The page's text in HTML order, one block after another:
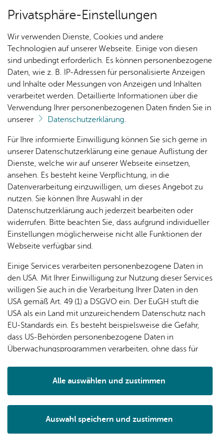
Ak­tu­el­les
Nach­
Ver­an­
stal­
tun­
gen
Kin­der­
pro­
gramm
Aus­
wahl­
Me­di­
tipps
Ak­tu­el­les
Vor­le­sen
Alle Ver­an­stal­tun­gen
Ver­pas­sen Sie keine Ver­an­stal­tung mehr: In un­se­
rem On­line-Ver­an­stal­tungs­ka­len­der fin­den Sie
alle an­ste­hen­den Ver­an­stal­tun­gen im Me­di­en­haus
am See
Ver­an­stal­tungs­lis­te dru­cken Fil­ter lö­schen
Diens­tag, 15. Sep­tem­ber 2026, 14:00 Uhr– 16:00 Uhr, Quar­tiers­
bü­ro Alter Wein­berg
Of­fe­ner Treff
Don­ners­tag, 17. Sep­tem­ber 2026, 10:00 Uhr, Rotach-Hal­le Ai­lin­gen
Ein­schu­lungs­fei­er
Diens­tag, 22. Sep­tem­ber 2026, 14:00 Uhr–16:00 Uhr, Quar­tiers­
Privatsphäre-Einstellungen
Wir verwenden Dienste, Cookies und andere
Technologien auf unserer Webseite. Einige von diesen
sind unbedingt erforderlich. Es können personenbezogene
Daten, wie z. B. IP-Adressen für personalisierte Anzeigen
und Inhalte oder Messungen von Anzeigen und Inhalten
verarbeitet werden. Detaillierte Informationen über die
Verwendung Ihrer personenbezogenen Daten finden Sie in
unserer
Datenschutzerklärung.
Für Ihre informierte Einwilligung können Sie sich gerne in
unserer Datenschutzerklärung eine genaue Auflistung der
Dienste, welche wir auf unserer Webseite einsetzen,
ansehen. Es besteht keine Verpflichtung, in die
Datenverarbeitung einzuwilligen, um dieses Angebot zu
nutzen. Sie können Ihre Auswahl in der
Datenschutzerklärung auch jederzeit bearbeiten oder
widerrufen. Bitte beachten Sie, dass aufgrund individueller
Einstellungen möglicherweise nicht alle Funktionen der
Webseite verfügbar sind.
Einige Services verarbeiten personenbezogene Daten in
den USA. Mit Ihrer Einwilligung zur Nutzung dieser Services
willigen Sie auch in die Verarbeitung Ihrer Daten in den
USA gemäß Art. 49 (1) a DSGVO ein. Der EuGH stuft die
USA als ein Land mit unzureichendem Datenschutz nach
EU-Standards ein. Es besteht beispielsweise die Gefahr,
dass US-Behörden personenbezogene Daten in
Überwachungsprogrammen verarbeiten, ohne dass für
Auswahl speichern und zustimmen
Alle auswählen und zustimmen